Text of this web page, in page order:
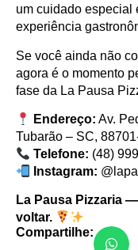
um cuidado especial
experiência
Se você ainda não
agora é o momento
fase da La Pausa
Endereço: Av.
Tubarão – SC,
Telefone: (48)
Instagram:
La Pausa Pizzaria
voltar.
Compartilhe: